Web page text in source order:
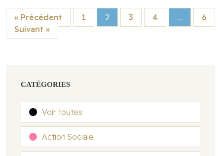
« Précédent 1 2 3 4 …
6
Suivant »
CATÉGORIES
Voir toutes
Action Sociale